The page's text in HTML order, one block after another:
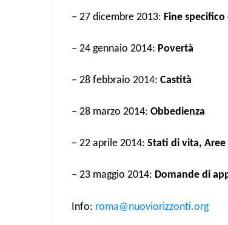
– 27 dicembre 2013: Fine specifico
– 24 gennaio 2014: Povertà
– 28 febbraio 2014: Castità
– 28 marzo 2014: Obbedienza
– 22 aprile 2014: Stati di vita, Aree
– 23 maggio 2014: Domande di
Info: roma@nuoviorizzonti.org